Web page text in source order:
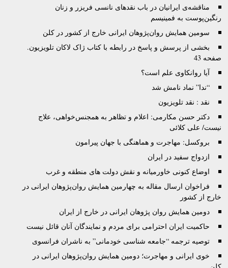
مناقشه‌ی ایرانیان در باب نقدهای نانسی فریزر و زنان
رنگین‌پوست به فمینیسم
سومین همایش روان‌پژوهان ایرانی خارج از کشور در کلن
بخشی از پرسش و پاسخ در رابطه با کتاب ژاک لاکان تلویزیون.
صفحه 43
آیا روانکاوی علم است؟
“ندا” نماد نامش شد
نقد : نقد تلويزيون
دکتر حسن مکارمی: اعلام و تظاهر به همجنس‌خواهی، علاج
نیست/ علی کلائی
بروکسل: مهاجرت و هماهنگی با جهان پیرامون
ازدواج سفید در ایران
اوضاع کنونی خاورمیانه و نقش دولت های منطقه و غرب
فراخوان ارسال مقاله به چهارمین همایش روان‌پژوهان ایرانی در
خارج از کشور
دومین همایش روان پژوهان ایرانی در خارج از ایران
حاکمیت ایران احترامی برای مردم و نمایندگان آنان قائل نیست
توصيه ترجمه “جامعه شناسی خودمانی” به ناشران فرانسوی
خوی ایرانی و مهاجرت؛ دومین همایش روان‌پژوهان ایرانی در